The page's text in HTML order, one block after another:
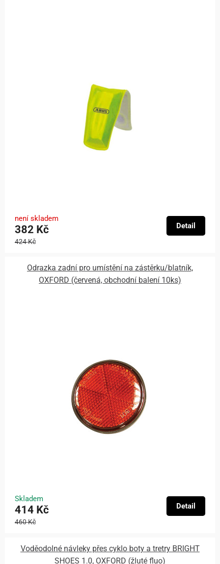
není skladem
382 Kč
424 Kč
Detail
Odrazka zadní pro umístění na zástěrku/blatník,
OXFORD (červená, obchodní balení 10ks)
Skladem
414 Kč
460 Kč
Detail
Voděodolné návleky přes cyklo boty a tretry BRIGHT
SHOES 1.0, OXFORD (žluté fluo)